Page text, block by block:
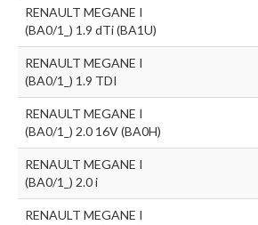
RENAULT MEGANE I
(BA0/1_) 1.9 dTi (BA1U)
RENAULT MEGANE I
(BA0/1_) 1.9 TDI
RENAULT MEGANE I
(BA0/1_) 2.0 16V (BA0H)
RENAULT MEGANE I
(BA0/1_) 2.0 i
RENAULT MEGANE I